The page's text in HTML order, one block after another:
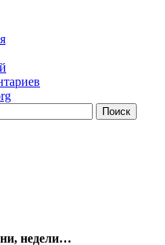
недели…